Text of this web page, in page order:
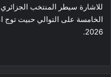
للاشارة سيطر المنتخب الجزائري
2026.